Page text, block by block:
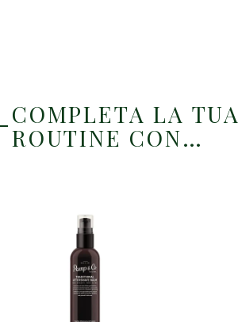
COMPLETA LA TUA
ROUTINE CON…